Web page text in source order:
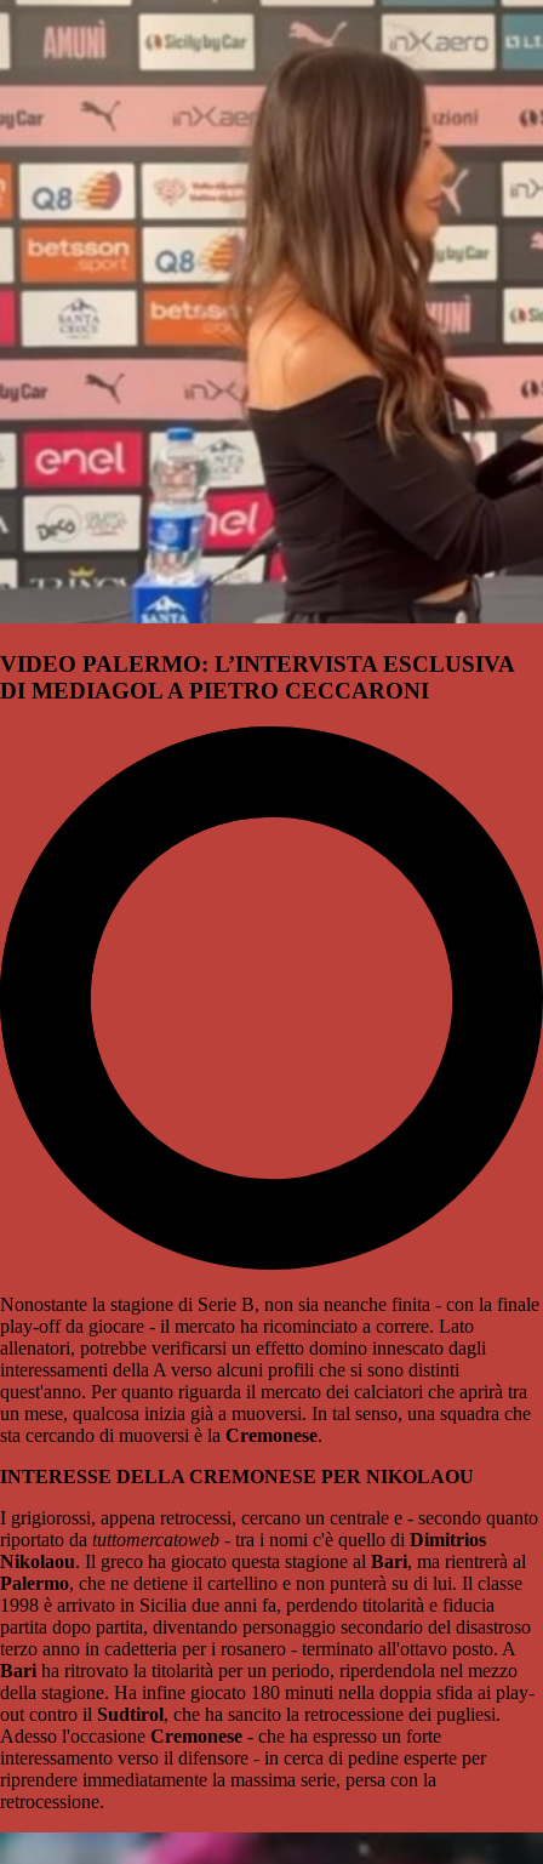
VIDEO PALERMO: L’INTERVISTA ESCLUSIVA
DI MEDIAGOL A PIETRO CECCARONI
Nonostante la stagione di Serie B, non sia neanche finita - con la finale
play-off da giocare - il mercato ha ricominciato a correre. Lato
allenatori, potrebbe verificarsi un effetto domino innescato dagli
interessamenti della A verso alcuni profili che si sono distinti
quest'anno. Per quanto riguarda il mercato dei calciatori che aprirà tra
un mese, qualcosa inizia già a muoversi. In tal senso, una squadra che
sta cercando di muoversi è la Cremonese.
INTERESSE DELLA CREMONESE PER NIKOLAOU
I grigiorossi, appena retrocessi, cercano un centrale e - secondo quanto
riportato da tuttomercatoweb - tra i nomi c'è quello di Dimitrios
Nikolaou. Il greco ha giocato questa stagione al Bari, ma rientrerà al
Palermo, che ne detiene il cartellino e non punterà su di lui. Il classe
1998 è arrivato in Sicilia due anni fa, perdendo titolarità e fiducia
partita dopo partita, diventando personaggio secondario del disastroso
terzo anno in cadetteria per i rosanero - terminato all'ottavo posto. A
Bari ha ritrovato la titolarità per un periodo, riperdendola nel mezzo
della stagione. Ha infine giocato 180 minuti nella doppia sfida ai play-
out contro il Sudtirol, che ha sancito la retrocessione dei pugliesi.
Adesso l'occasione Cremonese - che ha espresso un forte
interessamento verso il difensore - in cerca di pedine esperte per
riprendere immediatamente la massima serie, persa con la
retrocessione.